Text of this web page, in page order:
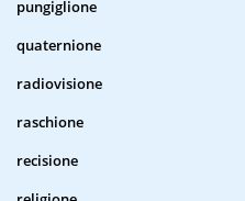
pungiglione
quaternione
radiovisione
raschione
recisione